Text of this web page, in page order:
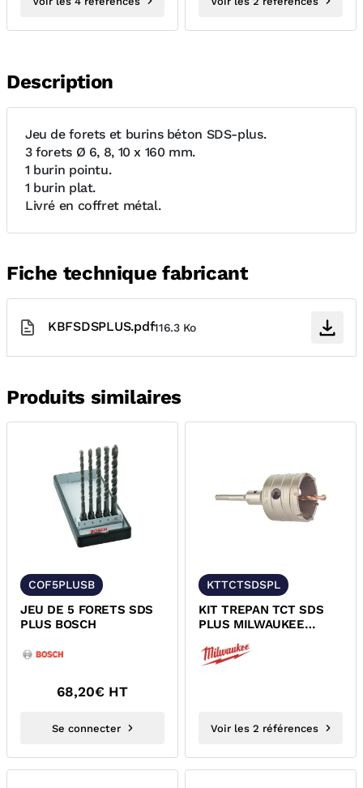
Description
Jeu de forets et burins béton SDS-plus.
3 forets Ø 6, 8, 10 x 160 mm.
1 burin pointu.
1 burin plat.
Livré en coffret métal.
Fiche technique fabricant
KBFSDSPLUS.pdf116.3 Ko
Produits similaires
COF5PLUSB
JEU DE 5 FORETS SDS
PLUS BOSCH
68,20€ HT
Se connecter
KTTCTSDSPL
KIT TREPAN TCT SDS
PLUS MILWAUKEE
4932399297
Voir les 2 références